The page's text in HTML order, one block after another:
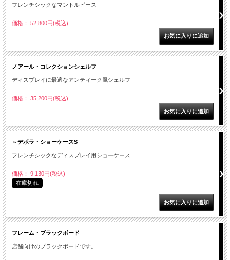
フレンチシックなマントルピース
価格： 52,800円(税込)
ノアール・コレクションシェルフ
ディスプレイに最適なアンティーク風シェルフ
価格： 35,200円(税込)
～デボラ・ショーケースS
フレンチシックなディスプレイ用ショーケース
価格： 9,130円(税込)
在庫切れ
フレーム・ブラックボード
店舗向けのブラックボードです。